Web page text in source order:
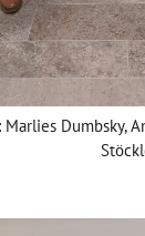
Dumbsky,